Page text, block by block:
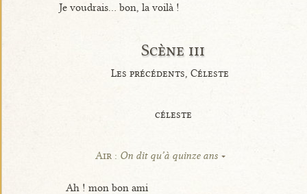
Je voudrais... bon, la voilà !
Scène iii
Les précédents, Céleste
céleste
Air : On dit qu’à quinze ans
Ah ! mon bon ami